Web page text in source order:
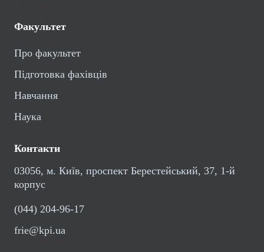
Факультет
Про факультет
Підготовка фахівців
Навчання
Наука
Контакти
03056, м. Київ, проспект Берестейський, 37, 1-й
корпус
(044) 204-96-17
frie@kpi.ua